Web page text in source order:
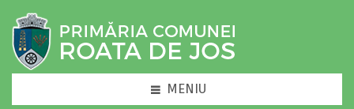
MENIU